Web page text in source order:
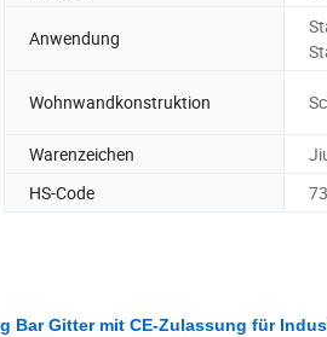
Anwendung
Wohnwandkonstruktion
Warenzeichen
HS-Code
Bar Gitter mit CE-Zulassung für